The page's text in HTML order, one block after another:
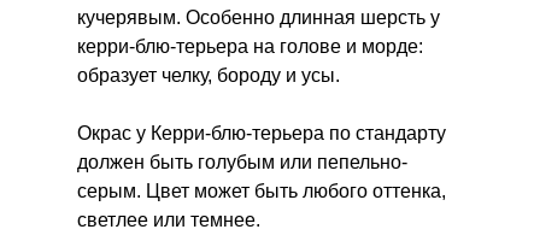
кучерявым. Особенно длинная шерсть у
керри-блю-терьера на голове и морде:
образует челку, бороду и усы.
Окрас у Керри-блю-терьера по стандарту
должен быть голубым или пепельно-
серым. Цвет может быть любого оттенка,
светлее или темнее.